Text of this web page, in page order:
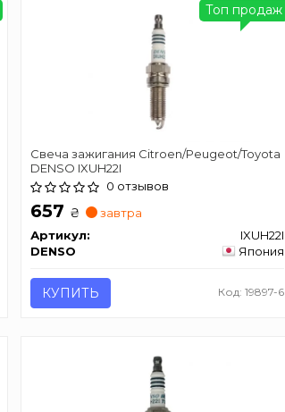
Свеча зажигания Citroen/Peugeot/Toyota
DENSO IXUH22I
0 отзывов
657 ₴
завтра
Артикул:
IXUH22I
DENSO
Япония
КУПИТЬ Код: 19897-6
Топ продаж